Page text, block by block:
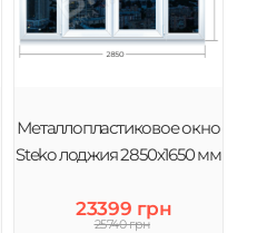
Металлопластиковое окно
Steko лоджия 2850х1650 мм
23399 грн
25740 грн